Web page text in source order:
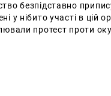
безпідставно
у нібито участі в цій
протест проти